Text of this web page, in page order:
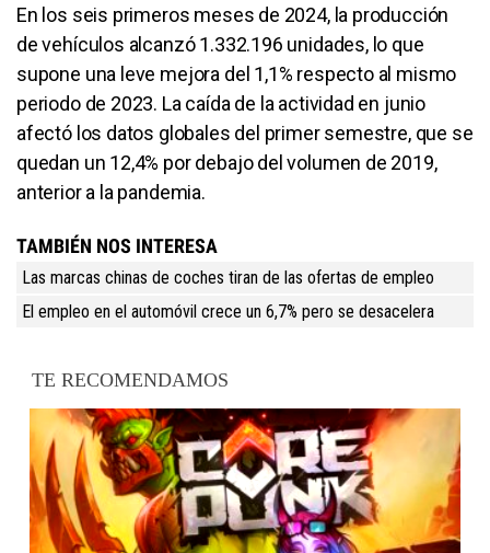
En los seis primeros meses de 2024, la producción
de vehículos alcanzó 1.332.196 unidades, lo que
supone una leve mejora del 1,1% respecto al mismo
periodo de 2023. La caída de la actividad en junio
afectó los datos globales del primer semestre, que se
quedan un 12,4% por debajo del volumen de 2019,
anterior a la pandemia.
TAMBIÉN NOS INTERESA
Las marcas chinas de coches tiran de las ofertas de empleo
El empleo en el automóvil crece un 6,7% pero se desacelera
TE RECOMENDAMOS